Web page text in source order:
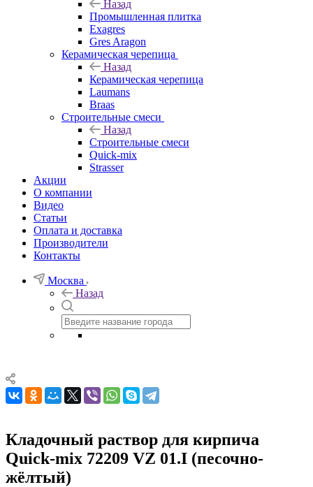
Назад
Промышленная плитка
Exagres
Gres Aragon
Керамическая черепица
Назад
Керамическая черепица
Laumans
Braas
Строительные смеси
Назад
Строительные смеси
Quick-mix
Strasser
Акции
О компании
Видео
Статьи
Оплата и доставка
Производители
Контакты
Москва
Назад
Кладочный раствор для кирпича
Quick-mix 72209 VZ 01.I (песочно-
жёлтый)